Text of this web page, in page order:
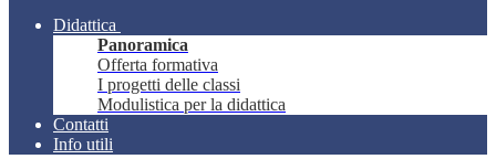
Didattica
Panoramica
Offerta formativa
I progetti delle classi
Modulistica per la didattica
Contatti
Info utili